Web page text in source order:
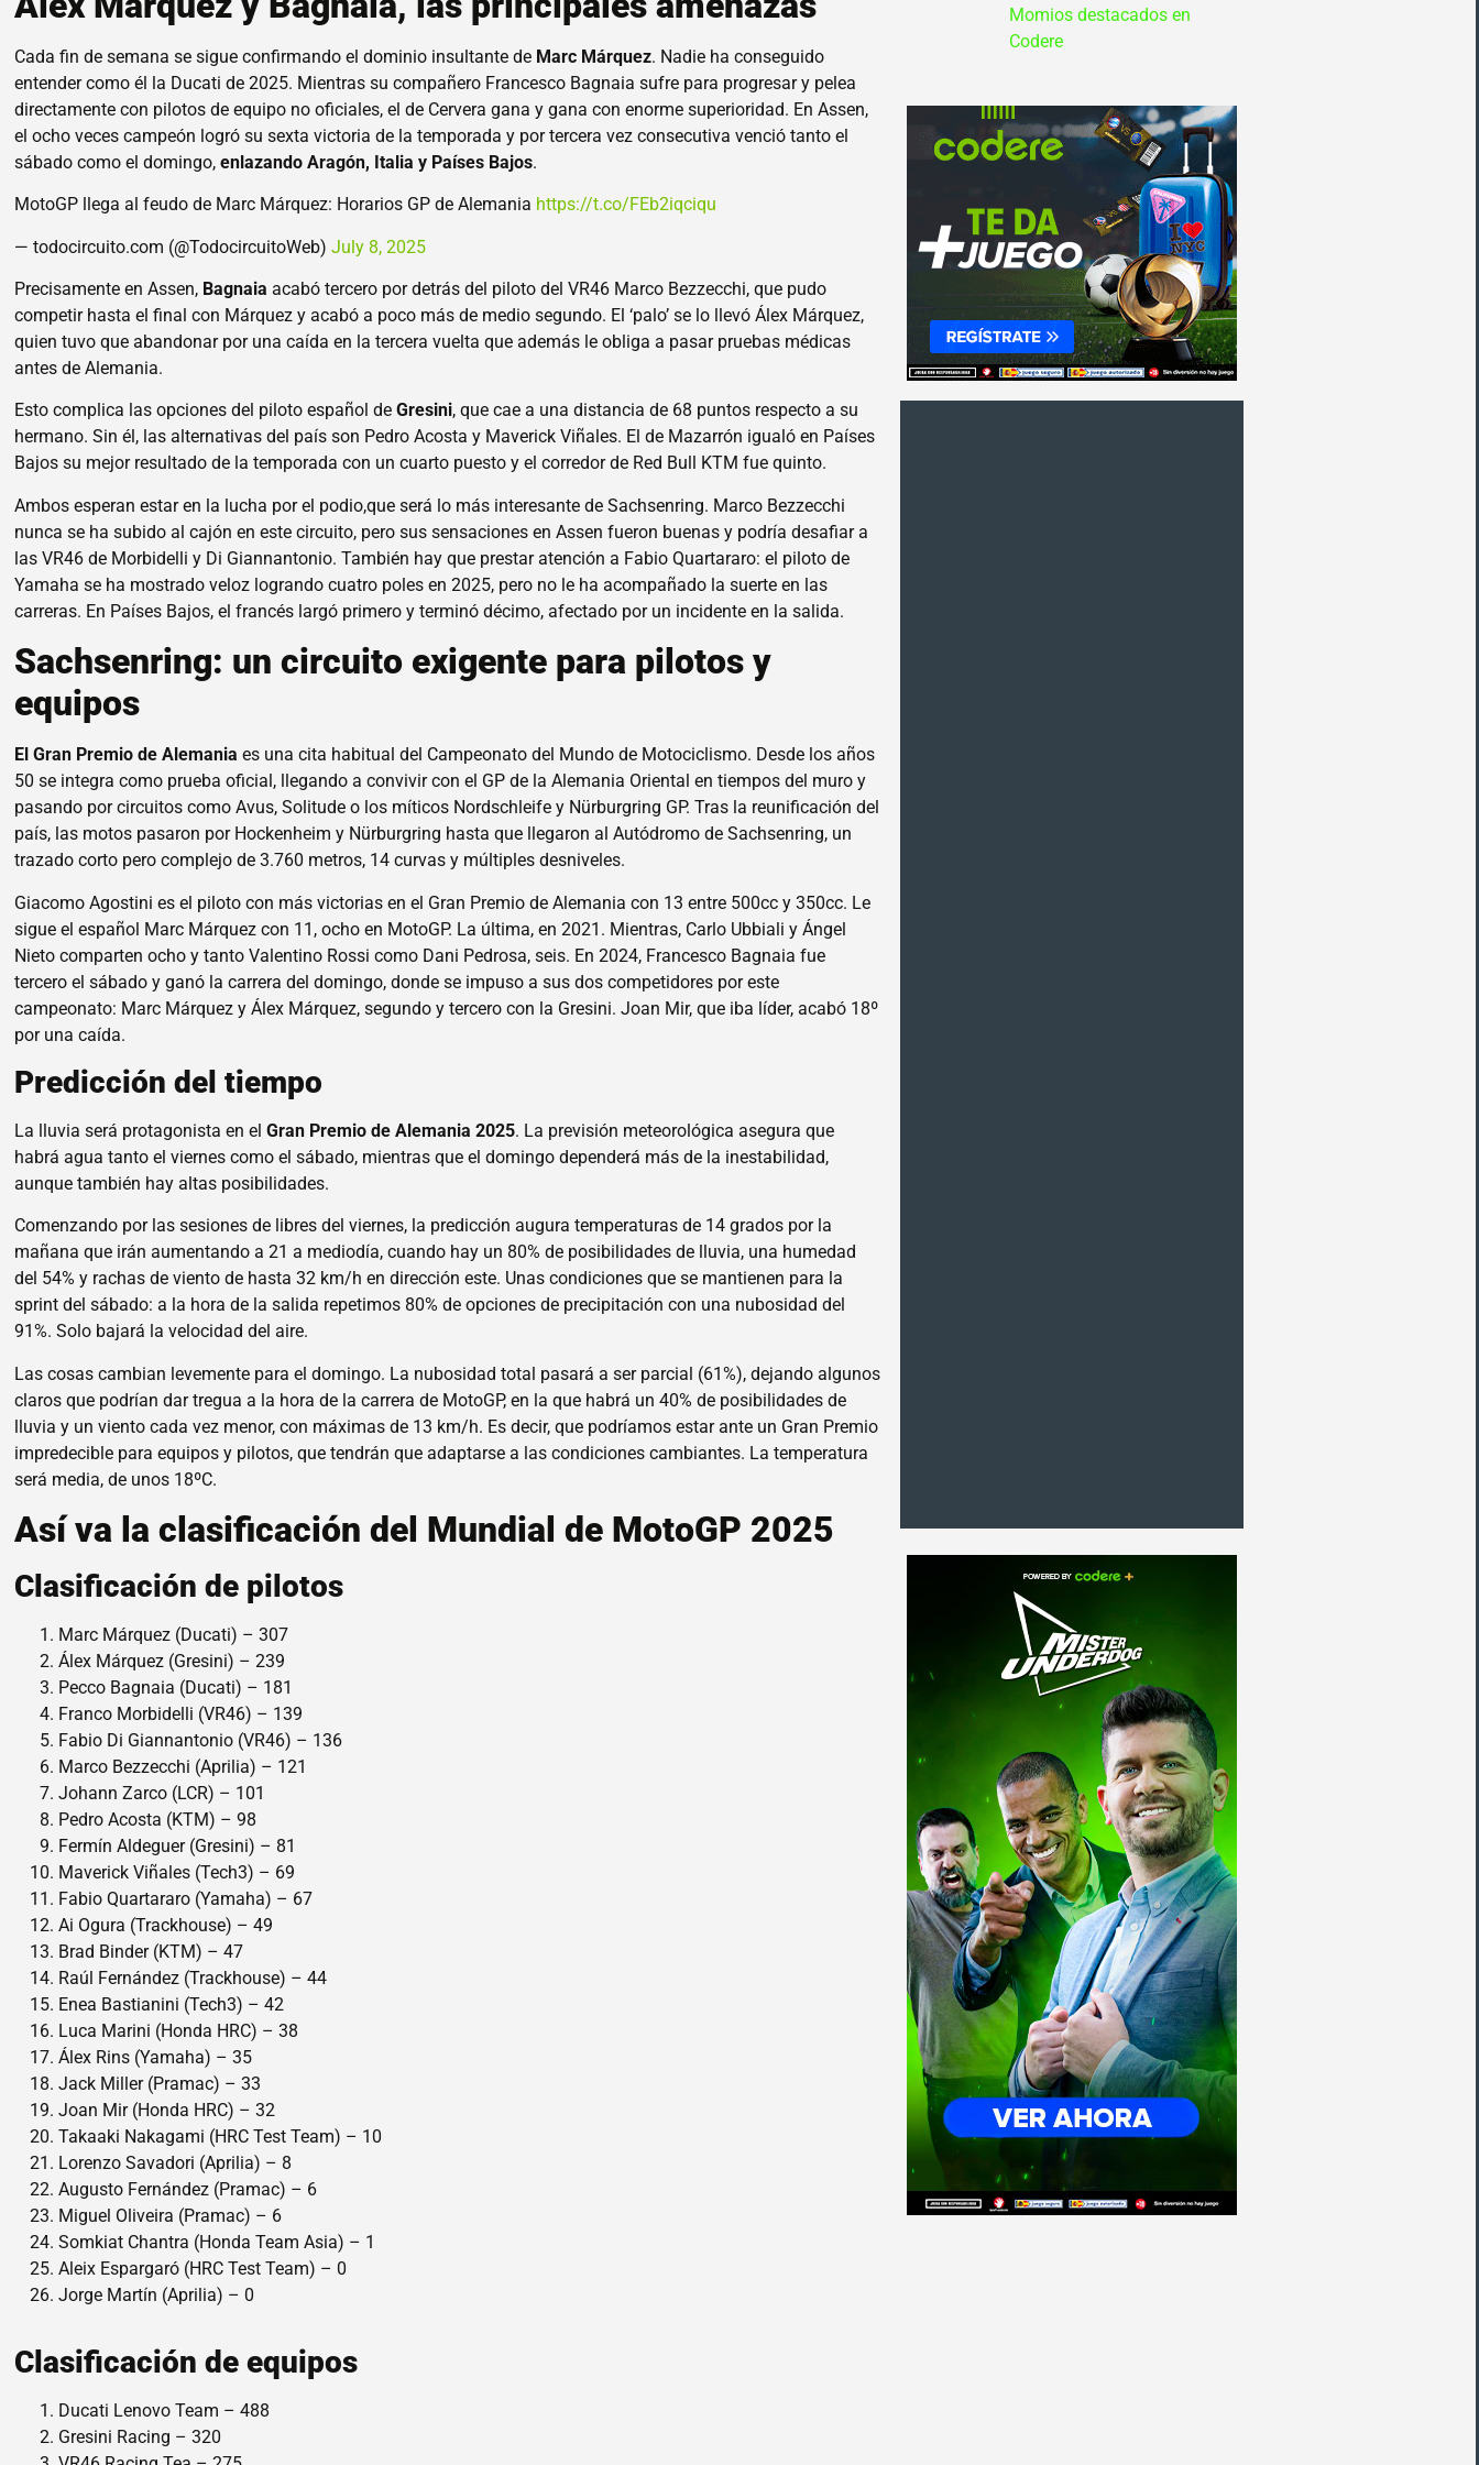
Cada fin de semana se sigue confirmando el dominio insultante de Marc Márquez. Nadie ha conseguido
entender como él la Ducati de 2025. Mientras su compañero Francesco Bagnaia sufre para progresar y pelea
directamente con pilotos de equipo no oficiales, el de Cervera gana y gana con enorme superioridad. En Assen,
el ocho veces campeón logró su sexta victoria de la temporada y por tercera vez consecutiva venció tanto el
sábado como el domingo,enlazando Aragón, Italia y Países Bajos.
MotoGP llega al feudo de Marc Márquez: Horarios GP de Alemania https://t.co/FEb2iqciqu
— todocircuito.com (@TodocircuitoWeb)July 8, 2025
Precisamente en Assen, Bagnaiaacabó tercero por detrás del piloto del VR46 Marco Bezzecchi, que pudo
competir hasta el final con Márquez y acabó a poco más de medio segundo. El ‘palo’ se lo llevó Álex Márquez,
quien tuvo que abandonar por una caída en la tercera vuelta que además le obliga a pasar pruebas médicas
antes de Alemania.
Esto complica las opciones del piloto español deGresini, que cae a una distancia de 68 puntos respecto a su
hermano. Sin él, las alternativas del país son Pedro Acosta y Maverick Viñales. El de Mazarrón igualó en Países
Bajos su mejor resultado de la temporada con un cuarto puesto y el corredor de Red Bull KTM fue quinto.
Ambos esperan estar en la lucha por el podio,que será lo más interesante de Sachsenring. Marco Bezzecchi
nunca se ha subido al cajón en este circuito, pero sus sensaciones en Assen fueron buenas y podría desafiar a
las VR46 de Morbidelli y Di Giannantonio. También hay que prestar atención a Fabio Quartararo: el piloto de
Yamaha se ha mostrado veloz logrando cuatro poles en 2025, pero no le ha acompañado la suerte en las
carreras. En Países Bajos, el francés largó primero y terminó décimo, afectado por un incidente en la salida.
Sachsenring: un circuito exigente para pilotos y
equipos
El Gran Premio de Alemania es una cita habitual del Campeonato del Mundo de Motociclismo. Desde los años
50 se integra como prueba oficial, llegando a convivir con el GP de la Alemania Oriental en tiempos del muro y
pasando por circuitos como Avus, Solitude o los míticos Nordschleife y Nürburgring GP. Tras la reunificación del
país, las motos pasaron por Hockenheim y Nürburgring hasta que llegaron al Autódromo de Sachsenring, un
trazado corto pero complejo de 3.760 metros, 14 curvas y múltiples desniveles.
Giacomo Agostini es el piloto con más victorias en el Gran Premio de Alemania con 13 entre 500cc y 350cc. Le
sigue el español Marc Márquez con 11, ocho en MotoGP. La última, en 2021. Mientras, Carlo Ubbiali y Ángel
Nieto comparten ocho y tanto Valentino Rossi como Dani Pedrosa, seis. En 2024, Francesco Bagnaia fue
tercero el sábado y ganó la carrera del domingo, donde se impuso a sus dos competidores por este
campeonato: Marc Márquez y Álex Márquez, segundo y tercero con la Gresini. Joan Mir, que iba líder, acabó 18º
por una caída.
Predicción del tiempo
La lluvia será protagonista en elGran Premio de Alemania 2025. La previsión meteorológica asegura que
habrá agua tanto el viernes como el sábado, mientras que el domingo dependerá más de la inestabilidad,
aunque también hay altas posibilidades.
Comenzando por las sesiones de libres del viernes, la predicción augura temperaturas de 14 grados por la
mañana que irán aumentando a 21 a mediodía, cuando hay un 80% de posibilidades de lluvia, una humedad
del 54% y rachas de viento de hasta 32 km/h en dirección este. Unas condiciones que se mantienen para la
sprint del sábado: a la hora de la salida repetimos 80% de opciones de precipitación con una nubosidad del
91%. Solo bajará la velocidad del aire.
Las cosas cambian levemente para el domingo. La nubosidad total pasará a ser parcial (61%), dejando algunos
claros que podrían dar tregua a la hora de la carrera de MotoGP, en la que habrá un 40% de posibilidades de
lluvia y un viento cada vez menor, con máximas de 13 km/h. Es decir, que podríamos estar ante un Gran Premio
impredecible para equipos y pilotos, que tendrán que adaptarse a las condiciones cambiantes. La temperatura
será media, de unos 18ºC.
Así va la clasificación del Mundial de MotoGP 2025
Clasificación de pilotos
Marc Márquez (Ducati) – 307
Álex Márquez (Gresini) – 239
Pecco Bagnaia (Ducati) – 181
Franco Morbidelli (VR46) – 139
Fabio Di Giannantonio (VR46) – 136
Marco Bezzecchi (Aprilia) – 121
Johann Zarco (LCR) – 101
Pedro Acosta (KTM) – 98
Fermín Aldeguer (Gresini) – 81
Maverick Viñales (Tech3) – 69
Fabio Quartararo (Yamaha) – 67
Ai Ogura (Trackhouse) – 49
Brad Binder (KTM) – 47
Raúl Fernández (Trackhouse) – 44
Enea Bastianini (Tech3) – 42
Luca Marini (Honda HRC) – 38
Álex Rins (Yamaha) – 35
Jack Miller (Pramac) – 33
Joan Mir (Honda HRC) – 32
Takaaki Nakagami (HRC Test Team) – 10
Lorenzo Savadori (Aprilia) – 8
Augusto Fernández (Pramac) – 6
Miguel Oliveira (Pramac) – 6
Somkiat Chantra (Honda Team Asia) – 1
Aleix Espargaró (HRC Test Team) – 0
Jorge Martín (Aprilia) – 0
Clasificación de equipos
Ducati Lenovo Team – 488
Gresini Racing – 320
Momios destacados en
Codere